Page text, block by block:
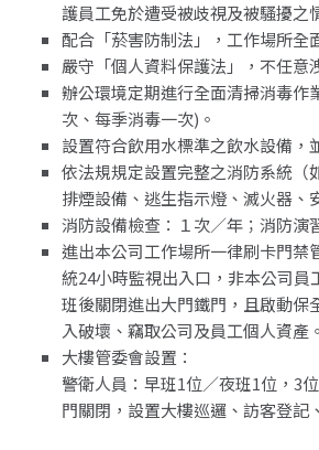
護員工免於遭受被歧視及被騷擾之
配合「菸害防制法」，工作場所全
嚴守「個人資料保護法」，不任意
辦公環境定期進行全面清掃消毒作
次、每季消毒一次)。
設置符合飲用水標準之飲水設備，
依法規規定設置完整之消防系統（
排煙設備、逃生指示燈、滅火器、
消防設備檢查：１次／年；消防演
進出本公司工作場所一律刷卡門禁
統24小時監視出入口，非本公司員
班後關閉進出大門鐵門，且啟動保
入破壞、竊取公司及員工個人資產。
大樓管委會設置：
警衛人員：早班1位／夜班1位，3
門關閉，設置大樓巡邏、訪客登記